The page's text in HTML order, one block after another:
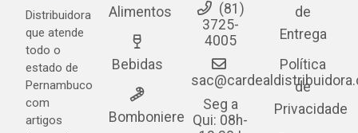
Distribuidora
que atende
todo o
estado de
Pernambuco
com
artigos
Alimentos
Bebidas
Bomboniere
(81)
3725-
4005
Seg a
Qui: 08h-
de
Entrega
Política
de
Privacidade